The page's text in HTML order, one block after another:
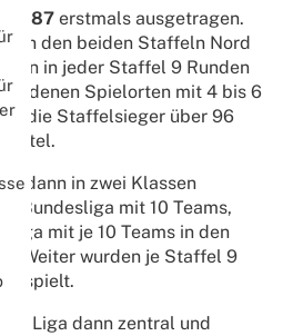
1987 erstmals ausgetragen.
in den beiden Staffeln Nord
in jeder Staffel 9 Runden
Spielorten mit 4 bis 6
die Staffelsieger über 96
dann in zwei Klassen
Bundesliga mit 10 Teams,
mit je 10 Teams in den
Weiter wurden je Staffel 9
gespielt.
Liga dann zentral und